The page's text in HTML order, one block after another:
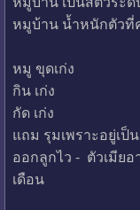
หมูบ้าน นํ้าหนักตัวที่
หมู ขุดเก่ง
กิน เก่ง
กัด เก่ง
แถม รุมเพราะอยู่เป็
ออกลูกไว - ตัวเมีย
เดือน